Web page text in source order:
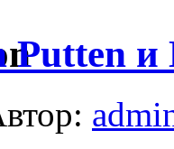
Putten